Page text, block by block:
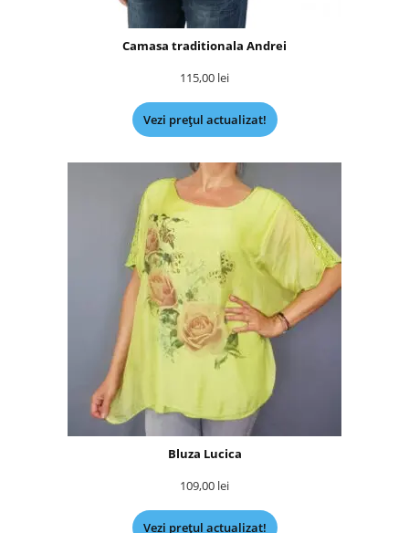
Camasa traditionala Andrei
115,00 lei
Vezi prețul actualizat!
Bluza Lucica
109,00 lei
Vezi prețul actualizat!